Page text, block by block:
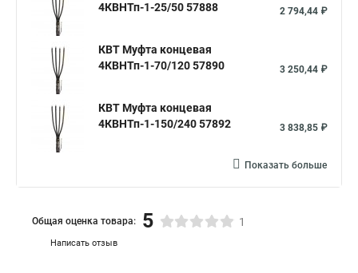
4КВНТп-1-25/50 57888
2 794,44 ₽
КВТ Муфта концевая
4КВНТп-1-70/120 57890
3 250,44 ₽
КВТ Муфта концевая
4КВНТп-1-150/240 57892
3 838,85 ₽
Показать больше
Написать отзыв
Общая оценка товара: 5 1